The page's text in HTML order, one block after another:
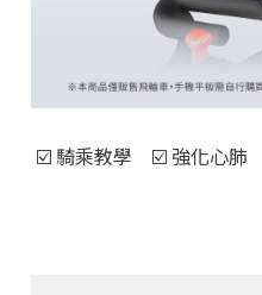
☑️ 騎乘教學 ☑️ 強化心肺